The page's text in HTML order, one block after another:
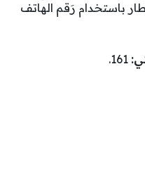
باستخدام رَقم الهاتف